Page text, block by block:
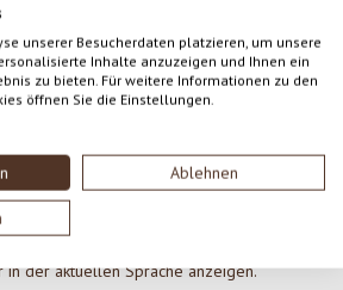
unserer Besucherdaten platzieren, um unsere
Inhalte anzuzeigen und Ihnen ein
zu bieten. Für weitere Informationen zu den
öffnen Sie die Einstellungen.
Ablehnen
von 0 von 5 Sternen
ab!
in der aktuellen Sprache anzeigen.